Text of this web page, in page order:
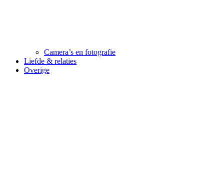
Camera’s en fotografie
Liefde & relaties
Overige